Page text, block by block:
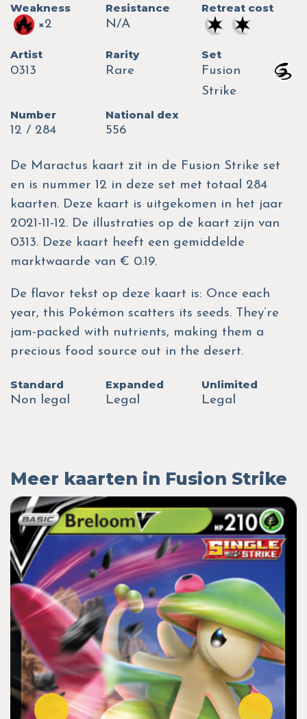
Weakness
×2
Resistance
N/A
Retreat cost
Artist
0313
Rarity
Rare
Set
Fusion
Strike
Number
12 / 284
National dex
556
De Maractus kaart zit in de Fusion Strike set
en is nummer 12 in deze set met totaal 284
kaarten. Deze kaart is uitgekomen in het jaar
2021-11-12. De illustraties op de kaart zijn van
0313. Deze kaart heeft een gemiddelde
marktwaarde van € 0.19.
De flavor tekst op deze kaart is: Once each
year, this Pokémon scatters its seeds. They’re
jam-packed with nutrients, making them a
precious food source out in the desert.
Standard
Non legal
Expanded
Legal
Unlimited
Legal
Meer kaarten in Fusion Strike